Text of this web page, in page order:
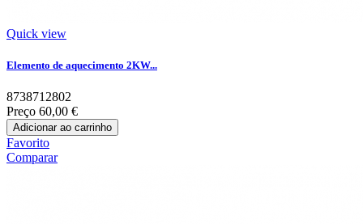
Quick view
Elemento de aquecimento 2KW...
8738712802
Preço 60,00 €
Adicionar ao carrinho
Favorito
Comparar